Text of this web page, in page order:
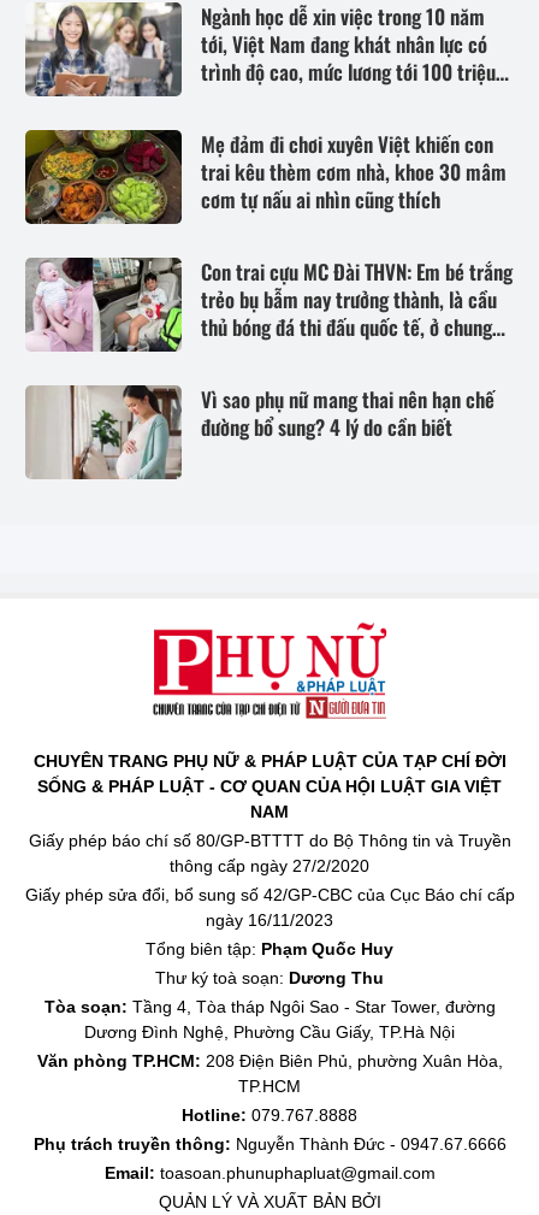
Ngành học dễ xin việc trong 10 năm
tới, Việt Nam đang khát nhân lực có
trình độ cao, mức lương tới 100 triệu
Mẹ đảm đi chơi xuyên Việt khiến con
trai kêu thèm cơm nhà, khoe 30 mâm
cơm tự nấu ai nhìn cũng thích
Con trai cựu MC Đài THVN: Em bé trắng
trẻo bụ bẫm nay trưởng thành, là cầu
thủ bóng đá thi đấu quốc tế, ở chung
Vì sao phụ nữ mang thai nên hạn chế
đường bổ sung? 4 lý do cần biết
CHUYÊN TRANG PHỤ NỮ & PHÁP LUẬT CỦA TẠP CHÍ ĐỜI
SỐNG & PHÁP LUẬT - CƠ QUAN CỦA HỘI LUẬT GIA VIỆT
NAM
Giấy phép báo chí số 80/GP-BTTTT do Bộ Thông tin và Truyền
thông cấp ngày 27/2/2020
Giấy phép sửa đổi, bổ sung số 42/GP-CBC của Cục Báo chí cấp
ngày 16/11/2023
Tổng biên tập: Phạm Quốc Huy
Thư ký toà soạn: Dương Thu
Tòa soạn: Tầng 4, Tòa tháp Ngôi Sao - Star Tower, đường
Dương Đình Nghệ, Phường Cầu Giấy, TP.Hà Nội
Văn phòng TP.HCM: 208 Điện Biên Phủ, phường Xuân Hòa,
TP.HCM
Hotline: 079.767.8888
Phụ trách truyền thông: Nguyễn Thành Đức - 0947.67.6666
Email: toasoan.phunuphapluat@gmail.com
QUẢN LÝ VÀ XUẤT BẢN BỞI